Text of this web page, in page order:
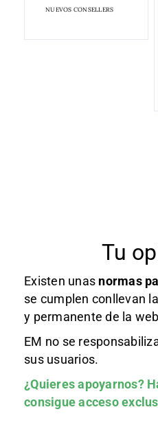
NUEVOS CONSELLERS
Tu
Existen unas normas
se cumplen conllevan
y permanente de la
EM no se
sus usuarios.
¿Quieres apoyarnos?
consigue acceso